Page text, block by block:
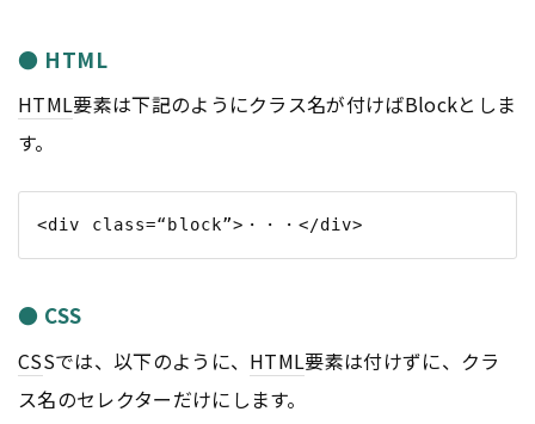
● HTML
HTML要素は下記のようにクラス名が付けばBlockとしま
す。
● CSS
CSSでは、以下のように、 HTML要素は付けずに、クラ
ス名のセレクターだけにします。